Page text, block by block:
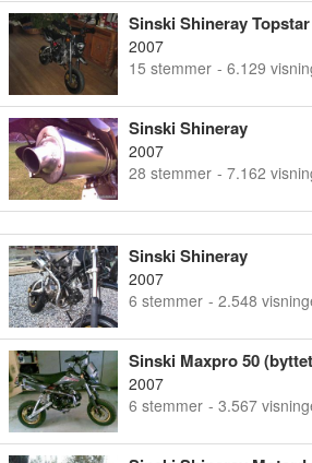
Sinski Shineray
2007
15 stemmer - 6.129
Sinski Shineray
2007
28 stemmer - 7.162
Sinski Shineray
2007
6 stemmer - 2.548
Sinski Maxpro 50
2007
6 stemmer - 3.567